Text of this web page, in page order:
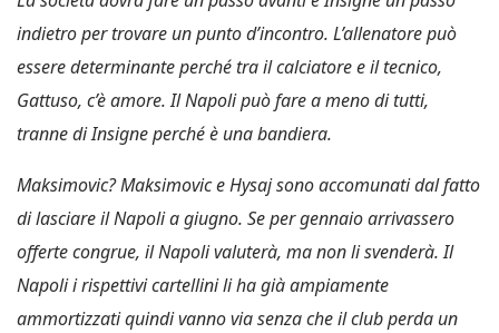
indietro per trovare un punto d’incontro. L’allenatore può
essere determinante perché tra il calciatore e il tecnico,
Gattuso, c’è amore. Il Napoli può fare a meno di tutti,
tranne di Insigne perché è una bandiera.
Maksimovic? Maksimovic e Hysaj sono accomunati dal fatto
di lasciare il Napoli a giugno. Se per gennaio arrivassero
offerte congrue, il Napoli valuterà, ma non li svenderà. Il
Napoli i rispettivi cartellini li ha già ampiamente
ammortizzati quindi vanno via senza che il club perda un